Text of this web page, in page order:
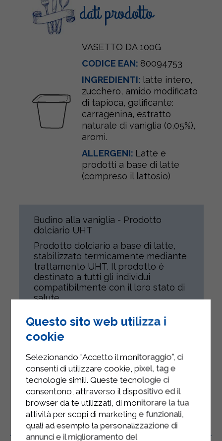
dati prodotto
VASETTO DA 100G
CODICE EAN: 80094753
INGREDIENTI: latte intero,
zucchero, amido modificato
di tapioca, gelificante:
carragenina, estratto
naturale di vaniglia (0,05%),
aromi.
ALLERGENI: Latte e
prodotti a base di latte
(compreso il lattosio)
Budino alla vaniglia - Prodotto
dolciario UHT
Prodotto dolciario a base di latte,
stabilizzato termicamente mediante
trattamento UHT. Il prodotto è
destinato a tutti gli individui
compatibilmente con il loro stato di
salute.
capovolgere il vasetto su un piattino
praticando un foro sul fondo.
Senza conservanti né coloranti
Prodotti Correlati
Questo sito web utilizza i
cookie
Selezionando "Accetto il monitoraggio", ci
consenti di utilizzare cookie, pixel, tag e
tecnologie simili. Queste tecnologie ci
consentono, attraverso il dispositivo ed il
browser da te utilizzati, di monitorare la tua
attività per scopi di marketing e funzionali,
quali ad esempio la personalizzazione di
annunci e il miglioramento del